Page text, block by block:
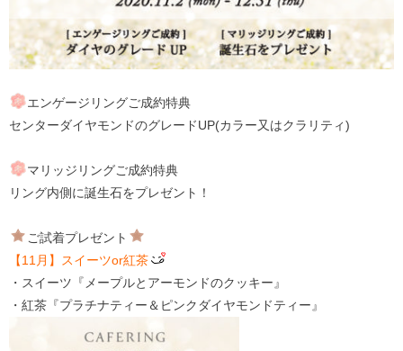
エンゲージリングご成約特典
センターダイヤモンドのグレードUP(カラー又はクラリティ)
マリッジリングご成約特典
リング内側に誕生石をプレゼント！
ご試着プレゼント
【11月】スイーツor紅茶
・スイーツ『メープルとアーモンドのクッキー』
・紅茶『プラチナティー＆ピンクダイヤモンドティー』